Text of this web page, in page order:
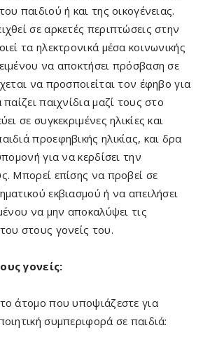
παιδιού ή και της οικογένειας.
σε αρκετές περιπτώσεις στην
τα ηλεκτρονικά μέσα κοινωνικής
να αποκτήσει πρόσβαση σε
να προσποιείται τον έφηβο για
παιχνίδια μαζί τους στο
σε συγκεκριμένες ηλικίες και
προεφηβικής ηλικίας, και δρα
για να κερδίσει την
Μπορεί επίσης να προβεί σε
εκβιασμού ή να απειλήσει
να μην αποκαλύψει τις
στους γονείς του.
γονείς:
άτομο που υποψιάζεστε για
συμπεριφορά σε παιδιά: